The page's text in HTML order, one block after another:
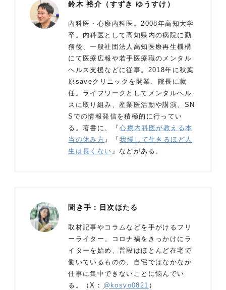
鈴木 裕介（すずき ゆうすけ）
内科医・心療内科医。2008年高知大学
卒。内科医として高知県内の病院に勤
務後、一般社団法人高知医療再生機構
にて医療広報や若手医療職のメンタル
ヘルス支援などに従事。2018年に秋葉
原saveクリニックを開業、院長に就
任。ライフワークとしてメンタルヘル
スに取り組み、産業医活動や講演、SN
Sでの情報発信を積極的に行ってい
る。著書に、『 心療内科医が教える本
当の休み方』『 我慢して生きるほど人
生は長くない 』などがある。
聞き手：目次ほたる
取材記事やコラムなどを手がけるフリ
ーライター。コロナ禍をきっかけにラ
イターを始め、普段はほとんど在宅で
働いているものの、自宅ではなかなか
仕事に集中できないことに悩んでい
る。（X： @kosyo0821 ）